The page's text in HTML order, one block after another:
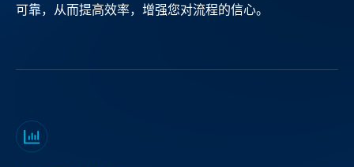
可靠，从而提高效率，增强您对流程的信心。